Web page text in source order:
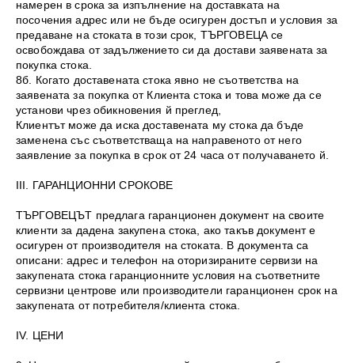
намерен в срока за изпълнение на доставката на
посочения адрес или не бъде осигурен достъп и условия за
предаване на стоката в този срок, ТЪРГОВЕЦА се
освобождава от задължението си да достави заявената за
покупка стока.
8б. Когато доставената стока явно не съответства на
заявената за покупка от Клиента стока и това може да се
установи чрез обикновения й преглед,
Клиентът може да иска доставената му стока да бъде
заменена със съответстваща на направеното от него
заявление за покупка в срок от 24 часа от получаването й.
III. ГАРАНЦИОННИ СРОКОВЕ
ТЪРГОВЕЦЪТ предлага гаранционен документ на своите
клиенти за дадена закупена стока, ако такъв документ е
осигурен от производителя на стоката. В документа са
описани: адрес и телефон на оторизираните сервизи на
закупената стока гаранционните условия на съответните
сервизни центрове или производители гаранционен срок на
закупената от потребителя/клиента стока.
IV. ЦЕНИ